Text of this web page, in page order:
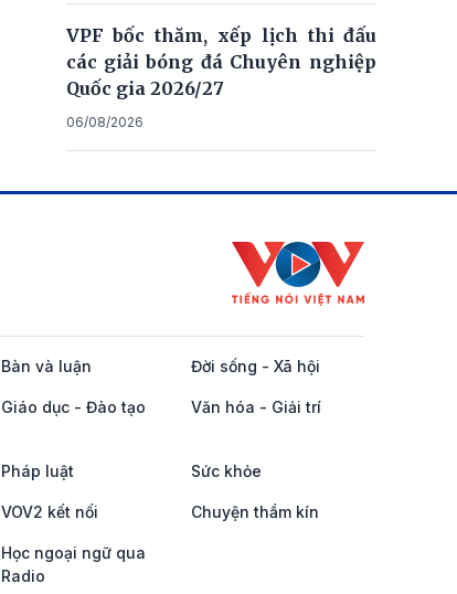
VPF bốc thăm, xếp lịch thi đấu
các giải bóng đá Chuyên nghiệp
Quốc gia 2026/27
06/08/2026
Bàn và luận Đời sống - Xã hội
Giáo dục - Đào tạo Văn hóa - Giải trí
Pháp luật Sức khỏe
VOV2 kết nối Chuyện thầm kín
Học ngoại ngữ qua
Radio